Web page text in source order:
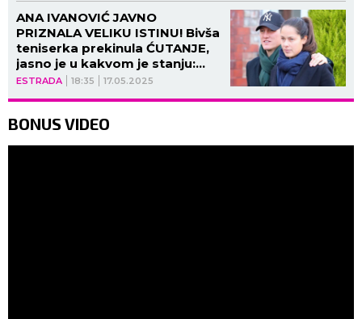
ESTRADA 18:35 17.05.2025
ANA IVANOVIĆ JAVNO
PRIZNALA VELIKU ISTINU! Bivša
teniserka prekinula ĆUTANJE,
jasno je u kakvom je stanju:
"Nikada neću zaboraviti"
BONUS VIDEO